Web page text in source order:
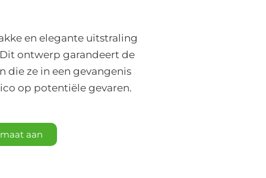
en elegante uitstraling
ontwerp garandeert de
die ze in een gevangenis
op potentiële gevaren.
aan